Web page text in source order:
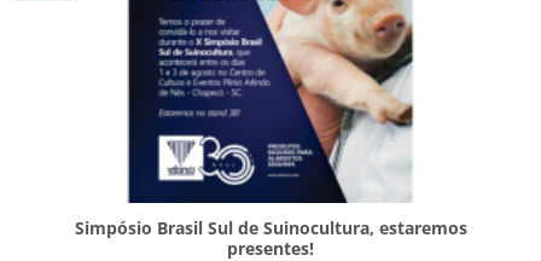
Simpósio Brasil Sul de Suinocultura, estaremos
presentes!